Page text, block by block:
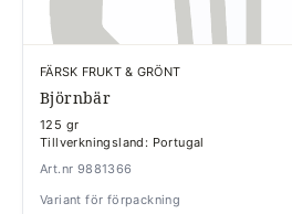
FÄRSK FRUKT & GRÖNT
Björnbär
125 gr
Tillverkningsland: Portugal
Art.nr 9881366
Variant för förpackning